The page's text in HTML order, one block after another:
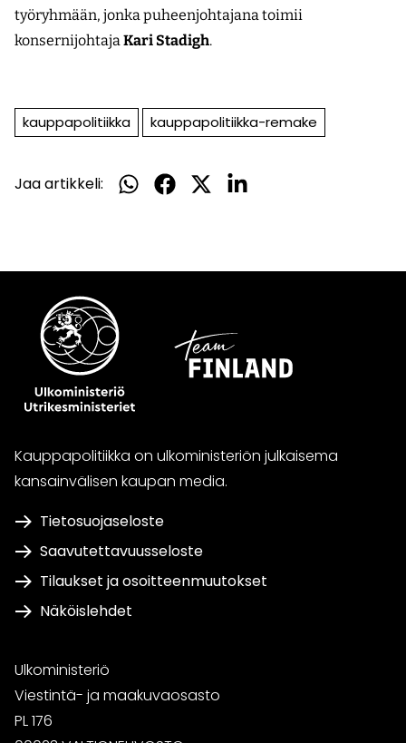
työryhmään, jonka puheenjohtajana toimii
konsernijohtajaKari Stadigh.
kauppapolitiikka kauppapolitiikka-remake
Jaa artikkeli:
Jaa
Jaa
Jaa
Jaa
Kauppapolitiikka on ulkoministeriön julkaisema
kansainvälisen kaupan media.
Tietosuojaseloste
Saavutettavuusseloste
Tilaukset ja osoitteenmuutokset
Näköislehdet
Ulkoministeriö
Viestintä- ja maakuvaosasto
PL 176